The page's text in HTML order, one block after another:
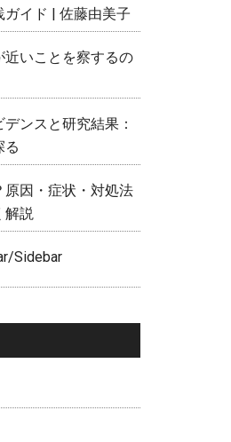
イド | 佐藤由美子
近いことを察するの
ンスと研究結果：
る
原因・症状・対処法
解説
Sidebar